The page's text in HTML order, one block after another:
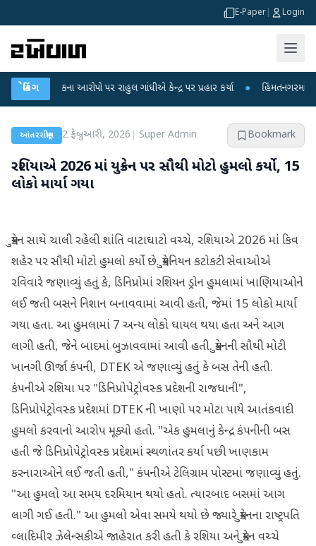
E-Paper Login
બ્રેકિંગ
લીકના આરોપો પર રાહુલ ગાંધીએ કેન્દ્ર પર પ્રહાર કર્યા ● હિંમતનગરમાં રહસ્યમય
આંતરરાષ્ટ્રીય 2 ફેબ્રુઆરી, 2026 Super Admin Bookmark
રશિયાએ 2026 માં યુક્રેન પર સૌથી મોટો હુમલો કર્યો, 15
લોકો માર્યા ગયા
યુક્રેન સાથે ચાલી રહેલી શાંતિ વાટાઘાટો વચ્ચે, રશિયાએ 2026 માં કિવ
શહેર પર સૌથી મોટો હુમલો કર્યો છે. યુક્રેનિયન કટોકટી સેવાઓએ
રવિવારે જણાવ્યું હતું કે, ડિનિપ્રોમાં રશિયન ડ્રોન હુમલામાં ખાણિયાઓને
લઈ જતી બસને નિશાન બનાવવામાં આવી હતી, જેમાં 15 લોકો માર્યા
ગયા હતા. આ હુમલામાં 7 અન્ય લોકો ઘાયલ થયા હતા અને આગ
લાગી હતી, જેને બાદમાં બુઝાવવામાં આવી હતી. યુક્રેનની સૌથી મોટી
ખાનગી ઊર્જા કંપની, DTEK એ જણાવ્યું હતું કે બસ તેની હતી.
કંપનીએ રશિયા પર "ડિનિપ્રોપેટ્રોવસ્ક પ્રદેશની રાજધાની",
ડિનિપ્રોપેટ્રોવસ્ક પ્રદેશમાં DTEK ની ખાણો પર મોટા પાયે આતંકવાદી
હુમલો કરવાનો આરોપ મૂક્યો હતો. "એક હુમલાનું કેન્દ્ર કંપનીની બસ
હતી જે ડિનિપ્રોપેટ્રોવસ્ક પ્રદેશમાં સ્થળાંતર કર્યા પછી ખાણકામ
કરનારાઓને લઈ જતી હતી," કંપનીએ ટેલિગ્રામ પોસ્ટમાં જણાવ્યું હતું.
"આ હુમલો આ સમય દરમિયાન થયો હતો. ત્યારબાદ બસમાં આગ
લાગી ગઈ હતી." આ હુમલો એવા સમયે થયો છે જ્યારે યુક્રેનના રાષ્ટ્રપતિ
વ્લાદિમીર ઝેલેન્સકીએ જાહેરાત કરી હતી કે રશિયા અને યુક્રેન વચ્ચે